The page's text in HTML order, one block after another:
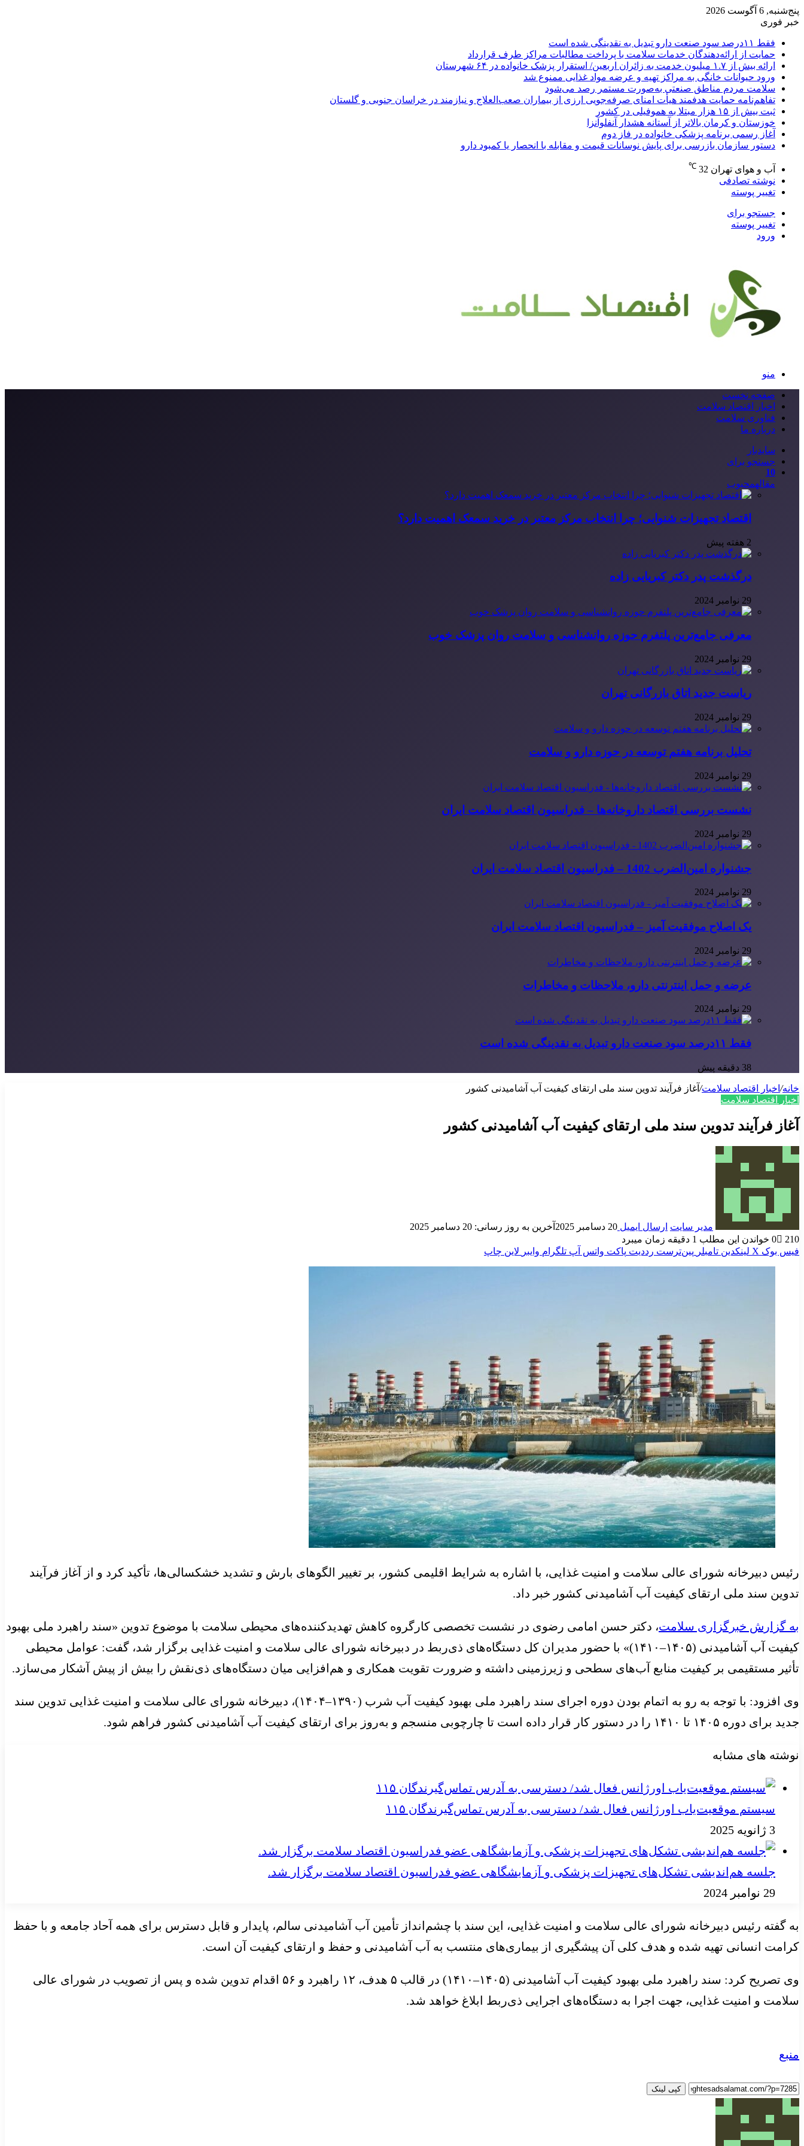
پنج‌شنبه, 6 آگوست 2026
خبر فوری
فقط ۱۱‌درصد سود صنعت دارو تبدیل به نقدینگی شده است
حمایت از ارائه‌دهندگان خدمات سلامت با پرداخت مطالبات مراکز طرف قرارداد
ارائه بیش از ۱.۷ میلیون خدمت به زائران اربعین/ استقرار پزشک خانواده در ۶۴ شهرستان
ورود حیوانات خانگی به مراکز تهیه و عرضه مواد غذایی ممنوع شد
سلامت مردم مناطق صنعتی به‌صورت مستمر رصد می‌شود
تفاهم‌نامه حمایت هدفمند هیأت امنای صرفه‌جویی ارزی از بیماران صعب‌العلاج و نیازمند در خراسان جنوبی و گلستان
ثبت بیش از ۱۵ هزار مبتلا به هموفیلی در کشور
خوزستان و کرمان بالاتر از آستانه هشدار آنفلوآنزا
آغاز رسمی برنامه پزشکی خانواده در فاز دوم
دستور سازمان بازرسی برای پایش نوسانات قیمت و مقابله با انحصار یا کمبود دارو
آب و هوای تهران 32
℃
نوشته تصادفی
تغییر پوسته
جستجو برای
تغییر پوسته
ورود
منو
صفحه نخست
اخبار اقتصاد سلامت
فناوری سلامت
درباره ما
سایدبار
جستجو برای
10
مقالهمحبوب
اقتصاد تجهیزات شنوایی؛ چرا انتخاب مرکز معتبر در خرید سمعک اهمیت دارد؟
2 هفته پیش
درگذشت پدر دکتر کبریایی زاده
29 نوامبر 2024
معرفی جامع‌ترین پلتفرم حوزه روانشناسی و سلامت روان پزشک خوب
29 نوامبر 2024
ریاست جدید اتاق بازرگانی تهران
29 نوامبر 2024
تحلیل برنامه هفتم توسعه در حوزه دارو و سلامت
29 نوامبر 2024
نشست بررسی اقتصاد داروخانه‌ها – فدراسیون اقتصاد سلامت ایران
29 نوامبر 2024
جشنواره امین‌الضرب 1402 – فدراسیون اقتصاد سلامت ایران
29 نوامبر 2024
یک اصلاح موفقیت آمیز – فدراسیون اقتصاد سلامت ایران
29 نوامبر 2024
عرضه و حمل اینترنتی دارو، ملاحظات و مخاطرات
29 نوامبر 2024
فقط ۱۱‌درصد سود صنعت دارو تبدیل به نقدینگی شده است
38 دقیقه پیش
خانه/ اخبار اقتصاد سلامت/ آغاز فرآیند تدوین سند ملی ارتقای کیفیت آب آشامیدنی کشور
اخبار اقتصاد سلامت
آغاز فرآیند تدوین سند ملی ارتقای کیفیت آب آشامیدنی کشور
مدیر سایت ارسال ایمیل 20 دسامبر 2025
آخرین به روز رسانی: 20 دسامبر 2025
0
210
خواندن این مطلب 1 دقیقه زمان میبرد
فیس بوک X لینکدین ‫تامبلر ‫پین‌ترست ‫رددیت پاکت واتس آپ تلگرام وایبر لاین چاپ
رئیس دبیرخانه شورای عالی سلامت و امنیت غذایی، با اشاره به شرایط اقلیمی کشور، بر تغییر الگوهای بارش و تشدید خشکسالی‌ها، تأکید کرد و از آغاز فرآیند
تدوین سند ملی ارتقای کیفیت آب آشامیدنی کشور خبر داد.
به گزارش خبرگزاری سلامت، دکتر حسن امامی رضوی در نشست تخصصی کارگروه کاهش تهدیدکننده‌های محیطی سلامت با موضوع تدوین «سند راهبرد ملی بهبود
کیفیت آب آشامیدنی (۱۴۰۵–۱۴۱۰)» با حضور مدیران کل دستگاه‌های ذی‌ربط در دبیرخانه شورای عالی سلامت و امنیت غذایی برگزار شد، گفت: عوامل محیطی
تأثیر مستقیمی بر کیفیت منابع آب‌های سطحی و زیرزمینی داشته و ضرورت تقویت همکاری و هم‌افزایی میان دستگاه‌های ذی‌نقش را بیش از پیش آشکار می‌سازد.
وی افزود: با توجه به رو به اتمام بودن دوره اجرای سند راهبرد ملی بهبود کیفیت آب شرب (۱۳۹۰–۱۴۰۴)، دبیرخانه شورای عالی سلامت و امنیت غذایی تدوین سند
جدید برای دوره ۱۴۰۵ تا ۱۴۱۰ را در دستور کار قرار داده است تا چارچوبی منسجم و به‌روز برای ارتقای کیفیت آب آشامیدنی کشور فراهم شود.
نوشته های مشابه
سیستم موقعیت‌یاب اورژانس فعال شد/ دسترسی به آدرس تماس‌گیرندگان ۱۱۵
3 ژانویه 2025
جلسه هم‌اندیشی تشکل‌های تجهیزات پزشکی و آزمایشگاهی عضو فدراسیون اقتصاد سلامت برگزار شد.
29 نوامبر 2024
به گفته رئیس دبیرخانه شورای عالی سلامت و امنیت غذایی، این سند با چشم‌انداز تأمین آب آشامیدنی سالم، پایدار و قابل دسترس برای همه آحاد جامعه و با حفظ
کرامت انسانی تهیه شده و هدف کلی آن پیشگیری از بیماری‌های منتسب به آب آشامیدنی و حفظ و ارتقای کیفیت آن است.
وی تصریح کرد: سند راهبرد ملی بهبود کیفیت آب آشامیدنی (۱۴۰۵–۱۴۱۰) در قالب ۵ هدف، ۱۲ راهبرد و ۵۶ اقدام تدوین شده و پس از تصویب در شورای عالی
سلامت و امنیت غذایی، جهت اجرا به دستگاه‌های اجرایی ذی‌ربط ابلاغ خواهد شد.
منبع
کپی لینک